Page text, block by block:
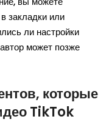
закладки или
ли настройки
может позже
которые
TikTok